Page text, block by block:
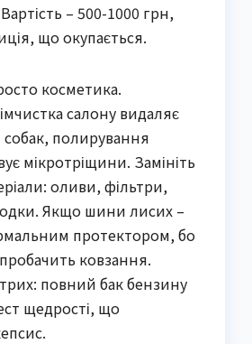
– 500-1000 грн,
що окупається.
косметика.
салону видаляє
собак, полирування
мікротріщини. Замініть
оливи, фільтри,
Якщо шини лисих –
протектором, бо
ковзання.
повний бак бензину
щедрості, що